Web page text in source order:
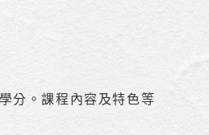
分。課程內容及特色等